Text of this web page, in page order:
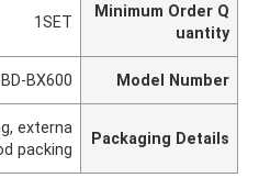
Minimum Order Q
uantity
1SET
Model Number
BD-BX600
Packaging Details
externa
packing